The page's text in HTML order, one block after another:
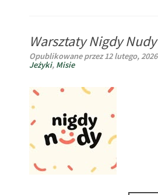
Warsztaty Nigdy Nudy
Opublikowane przez12 lutego, 2026
Jeżyki, Misie